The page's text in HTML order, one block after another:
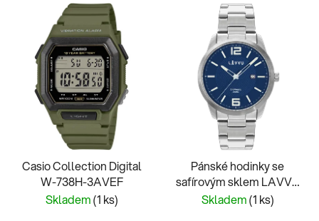
Casio Collection Digital
W-738H-3AVEF
Skladem(1 ks)
Pánské hodinky se
safírovým sklem LAVVU
DYKKER Blue LWM0191
Skladem(1 ks)